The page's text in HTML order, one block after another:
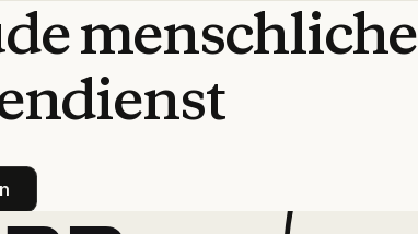
menschliche